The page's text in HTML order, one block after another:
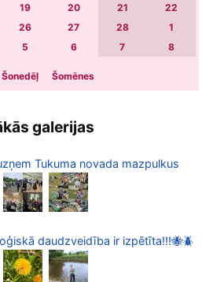
19 20 21
22
26 27 28
1
5 6 7 8
Šonedēļ Šomēnes
galerijas
Tukuma novada mazpulkus
daudzveidība ir izpētīta!!!🐝🪲